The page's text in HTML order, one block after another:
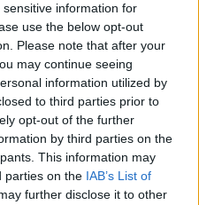
information for
use the below opt-out
Please note that after your
may continue seeing
information utilized by
to third parties prior to
opt-out of the further
by third parties on the
This information may
parties on the IAB’s List of
further disclose it to other
Ταμείου στις
τόνοι, αλλά η ουσία